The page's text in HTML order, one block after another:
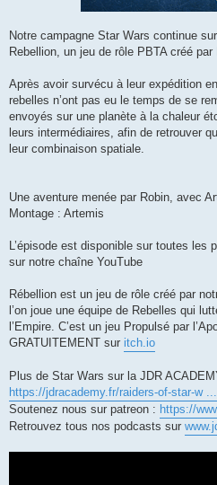
Notre campagne Star Wars continue
Rebellion, un jeu de rôle PBTA créé par
Après avoir survécu à leur expédition
rebelles n’ont pas eu le temps de se
envoyés sur une planète à la chaleur
leurs intermédiaires, afin de retrouver
leur combinaison spatiale.
Une aventure menée par Robin, avec
Montage : Artemis
L’épisode est disponible sur toutes les
sur notre chaîne YouTube
Rébellion est un jeu de rôle créé par
l’on joue une équipe de Rebelles qui
l’Empire. C’est un jeu Propulsé par
GRATUITEMENT sur itch.io
Plus de Star Wars sur la JDR
https://jdracademy.fr/raiders-of-star-w
Soutenez nous sur patreon : https://
Retrouvez tous nos podcasts sur